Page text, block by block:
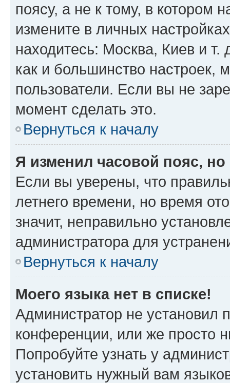
поясу, а не к тому, в котором
измените в личных
находитесь: Москва, Киев и т.
как и большинство настроек,
пользователи. Если вы не
момент сделать это.
Вернуться к началу
Я изменил часовой пояс,
Если вы уверены, что
летнего времени, но время
значит, неправильно
администратора для
Вернуться к началу
Моего языка нет в списке!
Администратор не установил
конференции, или же просто
Попробуйте узнать у
установить нужный вам